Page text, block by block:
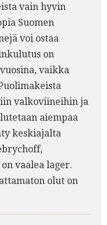
vain hyvin
Suomen
voi ostaa
on
vaikka
valkoviineihin ja
aiempaa
keskiajalta
vaalea lager.
olut on